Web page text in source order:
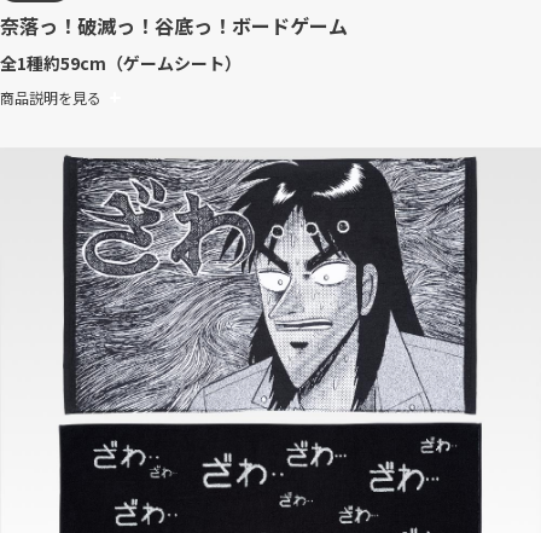
奈落っ！破滅っ！谷底っ！ボードゲーム
全1種約59cm（ゲームシート）
商品説明を見る